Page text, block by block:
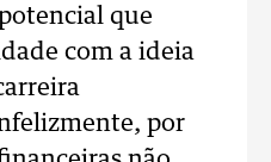
que
com a ideia
por